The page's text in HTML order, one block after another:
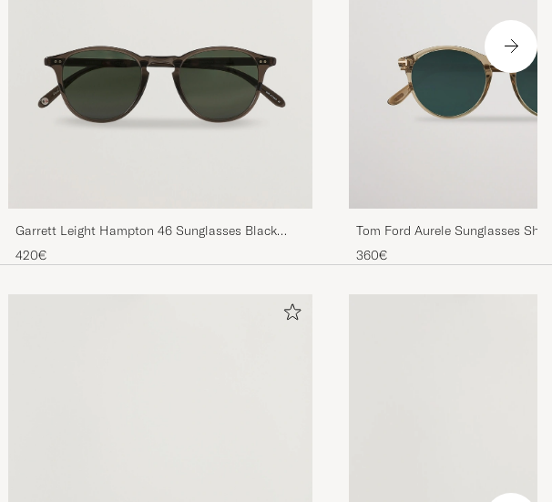
Garrett Leight Hampton 46 Sunglasses Black
Glass
420€
Tom Ford Aurele Sunglasses
360€